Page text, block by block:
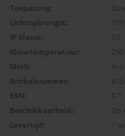
Toepassing:
Lichtopbrengst:
IP klasse:
55
Kleurtemperatuur:
Merk:
In-
Artikelnummer:
EAN:
Beschikbaarheid:
Op
Levertijd:
1